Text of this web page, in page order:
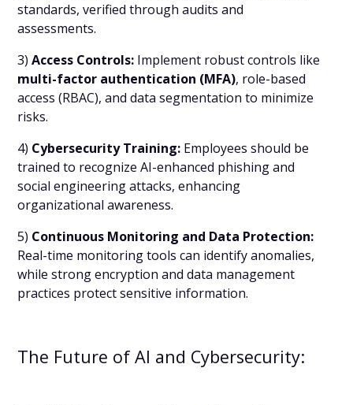
standards, verified through audits and
assessments.
3)Access Controls: Implement robust controls like
multi-factor authentication (MFA), role-based
access (RBAC), and data segmentation to minimize
risks.
4) Cybersecurity Training: Employees should be
trained to recognize AI-enhanced phishing and
social engineering attacks, enhancing
organizational awareness.
5) Continuous Monitoring and Data Protection:
Real-time monitoring tools can identify anomalies,
while strong encryption and data management
practices protect sensitive information.
The Future of AI and Cybersecurity: